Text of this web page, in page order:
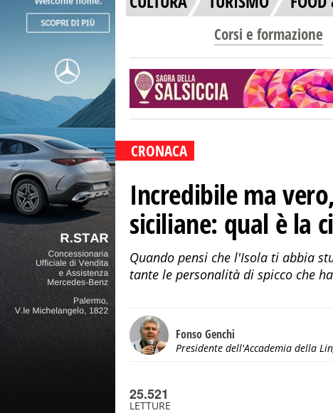
Corsi e formazione
CRONACA
Incredibile ma
siciliane: qual è la
Quando pensi che l'Isola ti abbia
tante le personalità di spicco che
Fonso Genchi
Presidente dell'Accademia della
25.521
LETTURE